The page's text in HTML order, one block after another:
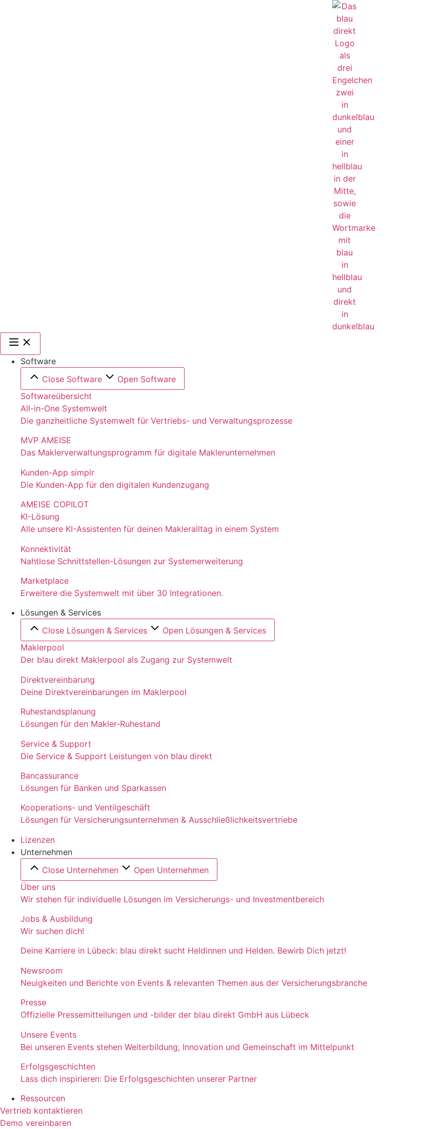
Software
Close Software
Open Software
Softwareübersicht
All-in-One Systemwelt
Die ganzheitliche Systemwelt für Vertriebs- und Verwaltungsprozesse
MVP AMEISE
Das Maklerverwaltungsprogramm für digitale Maklerunternehmen
Kunden-App simplr
Die Kunden-App für den digitalen Kundenzugang
AMEISE COPILOT
KI-Lösung
Alle unsere KI-Assistenten für deinen Makleralltag in einem System
Konnektivität
Nahtlose Schnittstellen-Lösungen zur Systemerweiterung
Marketplace
Erweitere die Systemwelt mit über 30 Integrationen.
Lösungen & Services
Close Lösungen & Services
Open Lösungen & Services
Maklerpool
Der blau direkt Maklerpool als Zugang zur Systemwelt
Direktvereinbarung
Deine Direktvereinbarungen im Maklerpool
Ruhestandsplanung
Lösungen für den Makler-Ruhestand
Service & Support
Die Service & Support Leistungen von blau direkt
Bancassurance
Lösungen für Banken und Sparkassen
Kooperations- und Ventilgeschäft
Lösungen für Versicherungsunternehmen & Ausschließlichkeitsvertriebe
Lizenzen
Unternehmen
Close Unternehmen
Open Unternehmen
Über uns
Wir stehen für individuelle Lösungen im Versicherungs- und Investmentbereich
Jobs & Ausbildung
Wir suchen dich!
Deine Karriere in Lübeck: blau direkt sucht Heldinnen und Helden. Bewirb Dich jetzt!
Newsroom
Neuigkeiten und Berichte von Events & relevanten Themen aus der Versicherungsbranche
Presse
Offizielle Pressemitteilungen und -bilder der blau direkt GmbH aus Lübeck
Unsere Events
Bei unseren Events stehen Weiterbildung, Innovation und Gemeinschaft im Mittelpunkt
Erfolgsgeschichten
Lass dich inspirieren: Die Erfolgsgeschichten unserer Partner
Ressourcen
Vertrieb kontaktieren
Demo vereinbaren